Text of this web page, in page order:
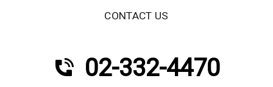
CONTACT US
02-332-4470